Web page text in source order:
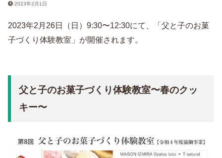
2023年2月1日
2023年2月26日（日）9:30〜12:30にて、「父と子のお菓
子づくり体験教室」が開催されます。
父と子のお菓子づくり体験教室〜春のクッ
キー〜